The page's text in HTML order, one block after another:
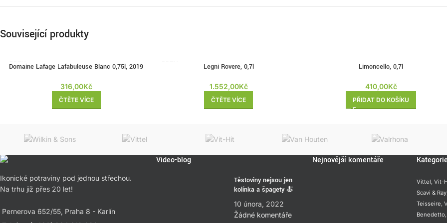
Související produkty
BRZY
ZPĚT
Domaine Lafage Lafabuleuse Blanc 0,75l, 2019
316,00Kč
ČTĚTE VÍCE
BRZY
Legni Rovere, 0,7l
1.552,00Kč
ČTĚTE VÍCE
Limoncello, 0,7l
410,00Kč
PŘIDAT DO KOŠÍKU
Ikonické potraviny pod jednou střechou.
Na trhu již přes 20 let!
Pernerova 652/55, Praha 8 - Karlín
Video-blog
Těstoviny nejsou jen
kolínka a špagety 🍝
10 února, 2022
Žádné komentáře
Nejnovější komentáře
Vittel, Vit-
Scavi & Ray,
Teisseire,
Benedetto,